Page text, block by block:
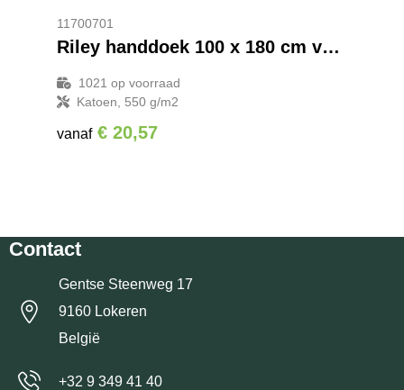
11700701
Riley handdoek 100 x 180 cm van 550 g/m² katoen
1021 op voorraad
Katoen, 550 g/m2
vanaf € 20,57
Contact
Gentse Steenweg 17
9160 Lokeren
België
+32 9 349 41 40